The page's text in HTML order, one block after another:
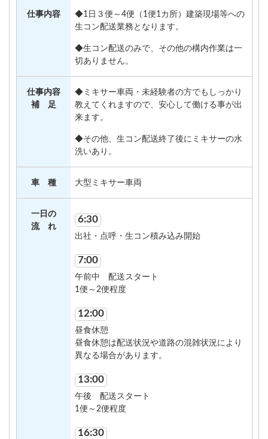
仕事内容
◆1日３便～4便（1便1カ所）建築現場等への
生コン配送業務となります。
◆生コン配送のみで、その他の構内作業は一
切ありません。
仕事内容
補 足
◆ミキサー車両・未経験者の方でもしっかり
教えてくれますので、安心して働ける事が出
来ます。
◆その他、生コン配送終了後にミキサーの水
洗いあり。
車 種 大型ミキサー車両
一日の
流 れ
6:30
出社・点呼・生コン積み込み開始
7:00
午前中 配送スタート
1便～2便程度
12:00
昼食休憩
昼食休憩は配送状況や道路の混雑状況により
異なる場合があります。
13:00
午後 配送スタート
1便～2便程度
16:30